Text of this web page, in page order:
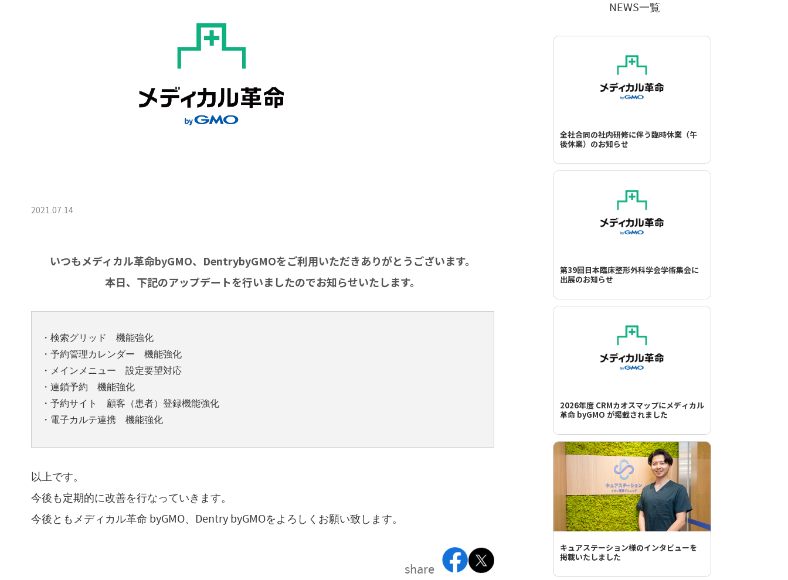
2021.07.14
いつもメディカル革命byGMO、DentrybyGMOをご利用いただきありがとうございます。
本日、下記のアップデートを行いましたのでお知らせいたします。
・検索グリッド 機能強化
・予約管理カレンダー 機能強化
・メインメニュー 設定要望対応
・連鎖予約 機能強化
・予約サイト 顧客（患者）登録機能強化
・電子カルテ連携 機能強化
以上です。
今後も定期的に改善を行なっていきます。
今後ともメディカル革命 byGMO、Dentry byGMOをよろしくお願い致します。
share
NEWS一覧
全社合同の社内研修に伴う臨時休業（午
後休業）のお知らせ
第39回日本臨床整形外科学会学術集会に
出展のお知らせ
2026年度 CRMカオスマップにメディカル
革命 byGMO が掲載されました
キュアステーション様のインタビューを
掲載いたしました